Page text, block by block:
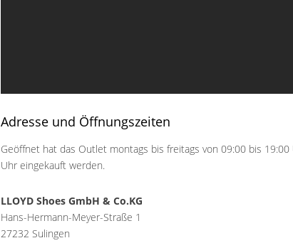
Adresse und Öffnungszeiten
Geöffnet hat das Outlet montags bis freitags von 09:00 bis
Uhr eingekauft werden.
LLOYD Shoes GmbH & Co.KG
Hans-Hermann-Meyer-Straße 1
27232 Sulingen